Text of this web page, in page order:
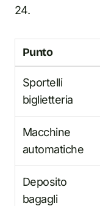
24.
Punto
Sportelli
biglietteria
Macchine
automatiche
Deposito
bagagli